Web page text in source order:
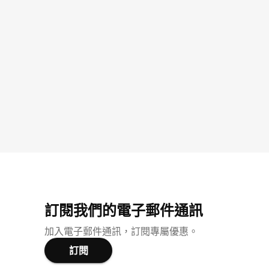
訂閱我們的電子郵件通訊
加入電子郵件通訊，訂閱專屬優惠。
訂閱